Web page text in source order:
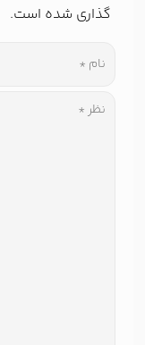
گذاری شده است.